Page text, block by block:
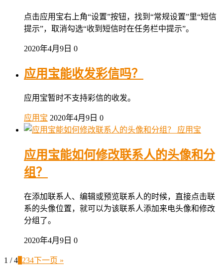
点击应用宝右上角“设置”按钮，找到“常规设置”里“短信
提示”，取消勾选“收到短信时在任务栏中提示”。
2020年4月9日 0
应用宝能收发彩信吗？
应用宝暂时不支持彩信的收发。
应用宝 2020年4月9日 0
应用宝
应用宝能如何修改联系人的头像和分
组？
在添加联系人、编辑或预览联系人的时候，直接点击联
系的头像位置，就可以为该联系人添加来电头像和修改
分组了。
2020年4月9日 0
1 / 4 234下一页 »